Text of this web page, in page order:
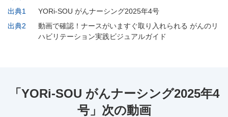
出典1
YORi-SOU がんナーシング2025年4号
出典2
動画で確認！ナースがいますぐ取り入れられる がんのリ
ハビリテーション実践ビジュアルガイド
「YORi-SOU がんナーシング2025年4
号」次の動画